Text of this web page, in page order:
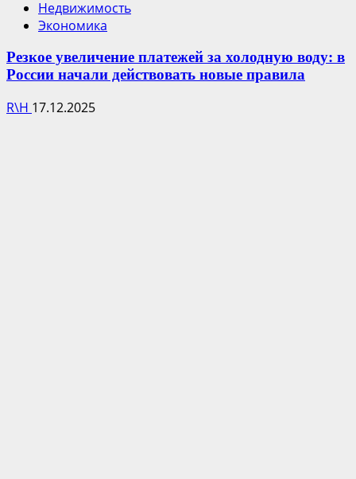
Недвижимость
Экономика
Резкое увеличение платежей за холодную воду: в
России начали действовать новые правила
R\H 17.12.2025